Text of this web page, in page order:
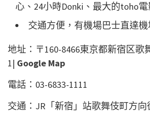
心、24小時Donki、最大的toho
交通方便，有機場巴士直達
地址：〒160-8466東京都新宿区歌
1| Google Map
電話：03-6833-1111
交通：JR「新宿」站歌舞伎町方